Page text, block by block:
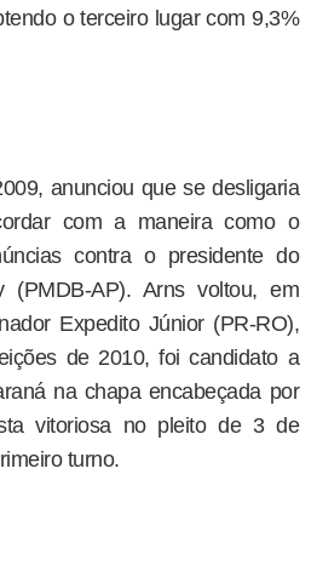
o terceiro lugar com 9,3%
anunciou que se desligaria
com a maneira como o
contra o presidente do
(PMDB-AP). Arns voltou, em
Expedito Júnior (PR-RO),
de 2010, foi candidato a
na chapa encabeçada por
vitoriosa no pleito de 3 de
turno.